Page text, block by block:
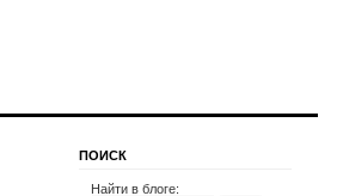
ПОИСК
Найти в блоге: